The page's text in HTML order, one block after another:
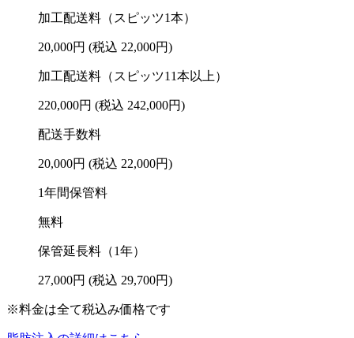
加工配送料（スピッツ1本）
20,000円 (税込 22,000円)
加工配送料（スピッツ11本以上）
220,000円 (税込 242,000円)
配送手数料
20,000円 (税込 22,000円)
1年間保管料
無料
保管延長料（1年）
27,000円 (税込 29,700円)
※料金は全て税込み価格です